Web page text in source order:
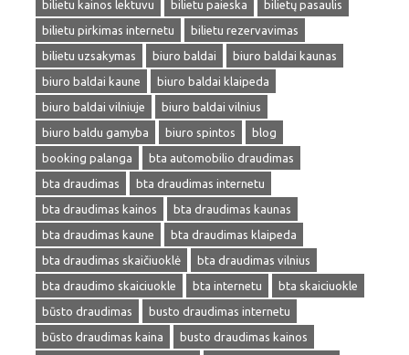
bilietu kainos lektuvu
bilietu paieska
bilietų pasaulis
bilietu pirkimas internetu
bilietu rezervavimas
bilietu uzsakymas
biuro baldai
biuro baldai kaunas
biuro baldai kaune
biuro baldai klaipeda
biuro baldai vilniuje
biuro baldai vilnius
biuro baldu gamyba
biuro spintos
blog
booking palanga
bta automobilio draudimas
bta draudimas
bta draudimas internetu
bta draudimas kainos
bta draudimas kaunas
bta draudimas kaune
bta draudimas klaipeda
bta draudimas skaičiuoklė
bta draudimas vilnius
bta draudimo skaiciuokle
bta internetu
bta skaiciuokle
būsto draudimas
busto draudimas internetu
būsto draudimas kaina
busto draudimas kainos